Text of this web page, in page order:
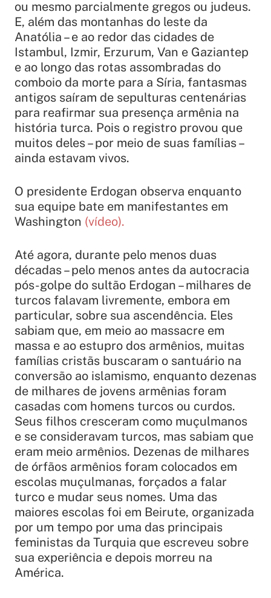
ou mesmo parcialmente gregos ou judeus.
E, além das montanhas do leste da
Anatólia – e ao redor das cidades de
Istambul, Izmir, Erzurum, Van e Gaziantep
e ao longo das rotas assombradas do
comboio da morte para a Síria, fantasmas
antigos saíram de sepulturas centenárias
para reafirmar sua presença armênia na
história turca. Pois o registro provou que
muitos deles – por meio de suas famílias –
ainda estavam vivos.
O presidente Erdogan observa enquanto
sua equipe bate em manifestantes em
Washington (vídeo).
Até agora, durante pelo menos duas
décadas – pelo menos antes da autocracia
pós-golpe do sultão Erdogan – milhares de
turcos falavam livremente, embora em
particular, sobre sua ascendência. Eles
sabiam que, em meio ao massacre em
massa e ao estupro dos armênios, muitas
famílias cristãs buscaram o santuário na
conversão ao islamismo, enquanto dezenas
de milhares de jovens armênias foram
casadas com homens turcos ou curdos.
Seus filhos cresceram como muçulmanos
e se consideravam turcos, mas sabiam que
eram meio armênios. Dezenas de milhares
de órfãos armênios foram colocados em
escolas muçulmanas, forçados a falar
turco e mudar seus nomes. Uma das
maiores escolas foi em Beirute, organizada
por um tempo por uma das principais
feministas da Turquia que escreveu sobre
sua experiência e depois morreu na
América.